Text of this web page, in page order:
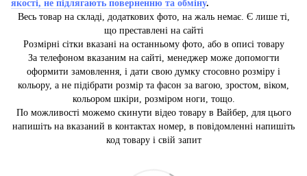
якості, не підлягають поверненню та обміну.
Весь товар на складі, додаткових фото, на жаль немає. Є лише ті,
що преставлені на сайті
Розмірні сітки вказані на останньому фото, або в описі товару
За телефоном вказаним на сайті, менеджер може допомогти
оформити замовлення, і дати свою думку стосовно розміру і
кольору, а не підібрати розмір та фасон за вагою, зростом, віком,
кольором шкіри, розміром ноги, тощо.
По можливості можемо скинути відео товару в Вайбер, для цього
напишіть на вказаний в контактах номер, в повідомленні напишіть
код товару і свій запит